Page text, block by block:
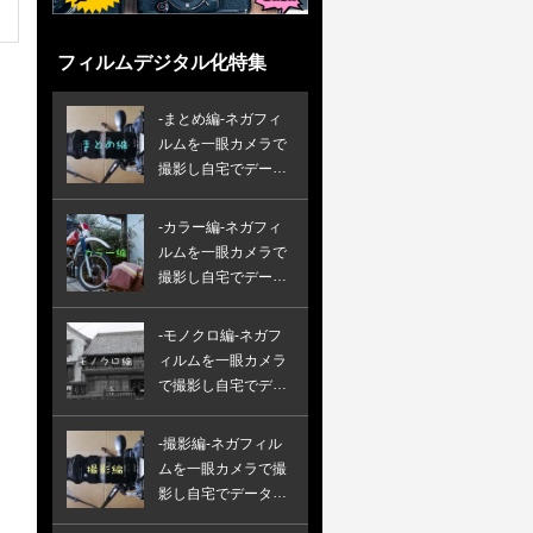
フィルムデジタル化特集
-まとめ編-ネガフィ
ルムを一眼カメラで
撮影し自宅でデータ
-カラー編-ネガフィ
ルムを一眼カメラで
撮影し自宅でデータ
-モノクロ編-ネガフ
ィルムを一眼カメラ
で撮影し自宅でデー
-撮影編-ネガフィル
ムを一眼カメラで撮
影し自宅でデータ化